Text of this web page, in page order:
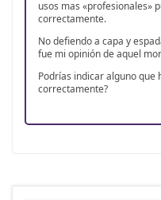
usos mas «profesionales»
correctamente.
No defiendo a capa y
fue mi opinión de aquel
Podrías indicar alguno que
correctamente?